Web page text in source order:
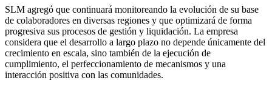
SLM agregó que continuará monitoreando la evolución de su base
de colaboradores en diversas regiones y que optimizará de forma
progresiva sus procesos de gestión y liquidación. La empresa
considera que el desarrollo a largo plazo no depende únicamente del
crecimiento en escala, sino también de la ejecución de
cumplimiento, el perfeccionamiento de mecanismos y una
interacción positiva con las comunidades.